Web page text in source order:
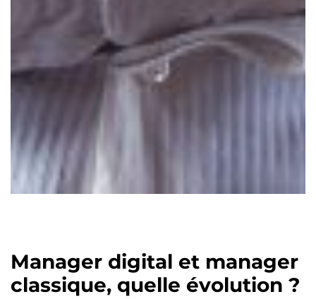
Manager digital et manager
classique, quelle évolution ?